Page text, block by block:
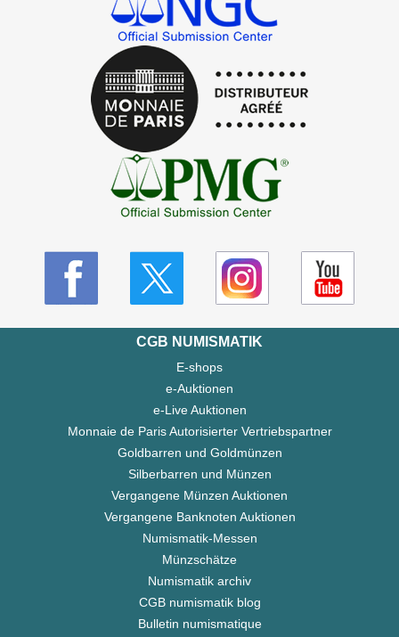
CGB NUMISMATIK
E-shops
e-Auktionen
e-Live Auktionen
Monnaie de Paris Autorisierter Vertriebspartner
Goldbarren und Goldmünzen
Silberbarren und Münzen
Vergangene Münzen Auktionen
Vergangene Banknoten Auktionen
Numismatik-Messen
Münzschätze
Numismatik archiv
CGB numismatik blog
Bulletin numismatique